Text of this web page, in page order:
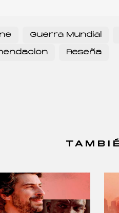
Guerra Mundial
Reseña